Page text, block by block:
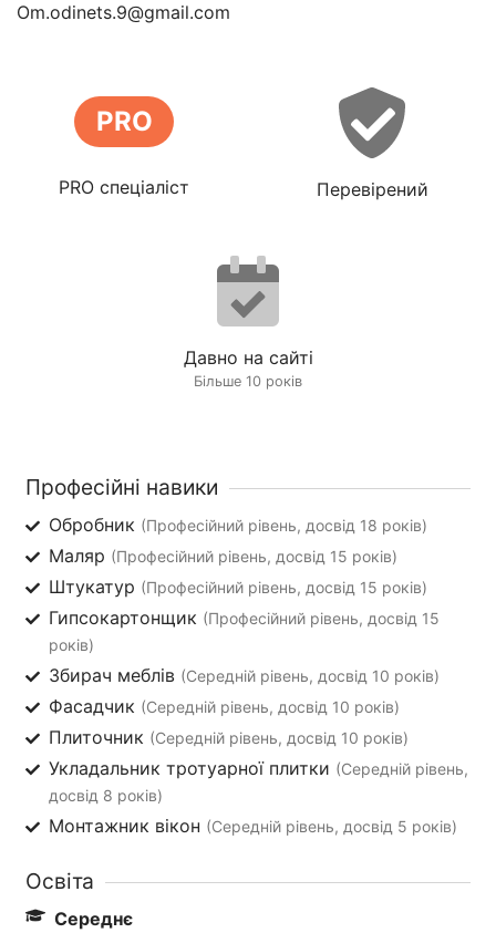
Om.odinets.9@gmail.com
PRO
PRO спеціаліст Перевірений
Давно на сайті
Більше 10 років
Професійні навики
Обробник (Професійний рівень, досвід 18 років)
Маляр (Професійний рівень, досвід 15 років)
Штукатур (Професійний рівень, досвід 15 років)
Гипсокартонщик (Професійний рівень, досвід 15
років)
Збирач меблів (Середній рівень, досвід 10 років)
Фасадчик (Середній рівень, досвід 10 років)
Плиточник (Середній рівень, досвід 10 років)
Укладальник тротуарної плитки (Середній рівень,
досвід 8 років)
Монтажник вікон (Середній рівень, досвід 5 років)
Освіта
Середнє